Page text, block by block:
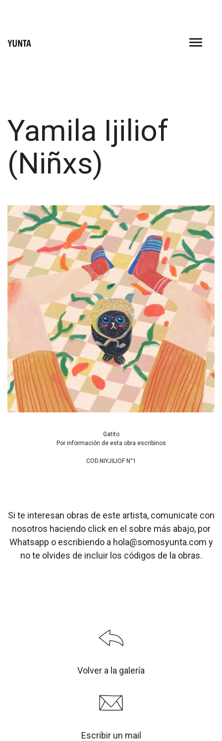
Yamila Ijiliof
(Niñxs)
Gatito
Por información de esta obra escribinos
COD.NIYJILIOF N°1
Si te interesan obras de este artista, comunicate con
nosotros haciendo click en el sobre más abajo, por
Whatsapp o escribiendo a hola@somosyunta.com y
no te olvides de incluir los códigos de la obras.
Volver a la galería
Escribir un mail